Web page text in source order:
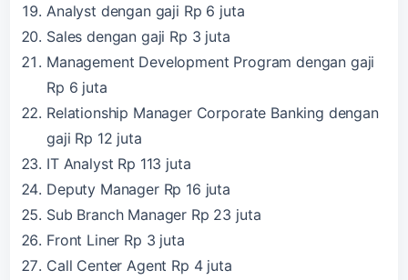
Analyst dengan gaji Rp 6 juta
Sales dengan gaji Rp 3 juta
Management Development Program dengan gaji
Rp 6 juta
Relationship Manager Corporate Banking dengan
gaji Rp 12 juta
IT Analyst Rp 113 juta
Deputy Manager Rp 16 juta
Sub Branch Manager Rp 23 juta
Front Liner Rp 3 juta
Call Center Agent Rp 4 juta